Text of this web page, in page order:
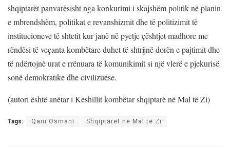
shqiptarët panvarësisht nga konkurimi i skajshëm politik në planin
e mbrendshëm, politikat e revanshizmit dhe të politizimit të
institucioneve të shtetit kur janë në pyetje çështjet madhore me
rëndësi të veçanta kombëtare duhet të shtrijnë dorën e pajtimit dhe
të ndërtojnë urat e rrënuara të komunikimit si një vlerë e pjekurisë
sonë demokratike dhe civilizuese.
(autori është anëtar i Keshillit kombëtar shqiptarë në Mal të Zi)
Tags: Qani Osmani Shqiptarët në Mal të Zi